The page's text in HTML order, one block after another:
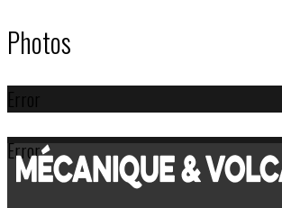
Photos
Error
Error